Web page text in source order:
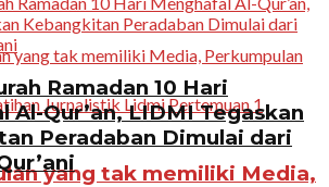
yang tak memiliki Media,
Ramadan 10 Hari
Al-Qur’an, LIDMI Tegaskan
Peradaban Dimulai dari